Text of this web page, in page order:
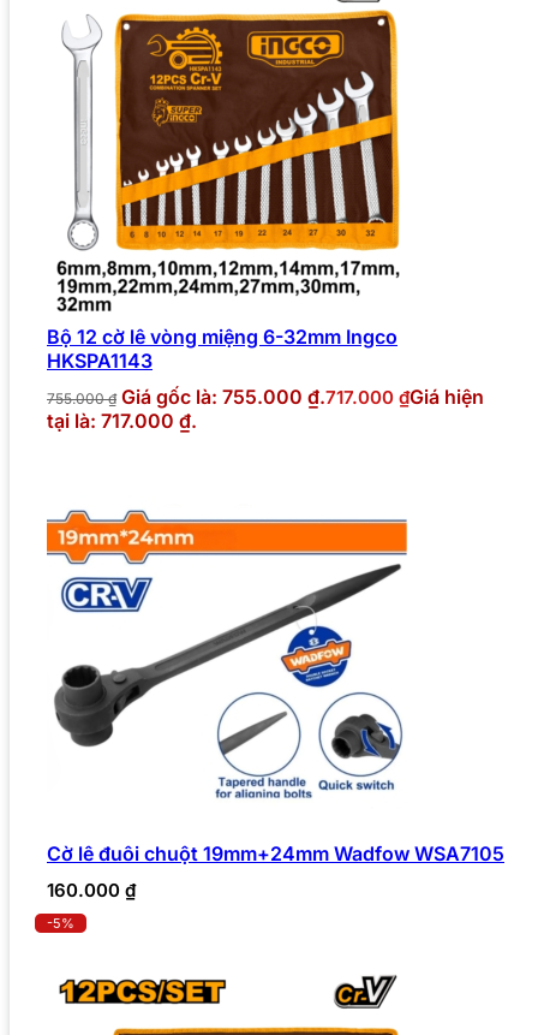
Bộ 12 cờ lê vòng miệng 6-32mm Ingco
HKSPA1143
755.000₫ Giá gốc là: 755.000 ₫.717.000 ₫Giá hiện
tại là: 717.000 ₫.
Cờ lê đuôi chuột 19mm+24mm Wadfow WSA7105
160.000 ₫
-5%